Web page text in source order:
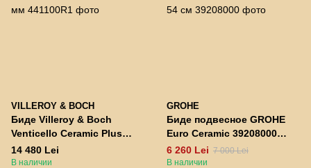
VILLEROY & BOCH
Биде Villeroy & Boch
Venticello Ceramic Plus
441100R1 белое 375 x 560
мм
14 480 Lei
В наличии
GROHE
Биде подвесное GROHE
Euro Ceramic 39208000
альпин-белый 37.4 x 39.5
x 54 см
6 260 Lei 7 000 Lei
В наличии